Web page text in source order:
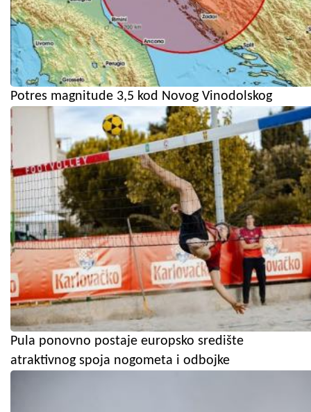
Potres magnitude 3,5 kod Novog Vinodolskog
Pula ponovno postaje europsko središte
atraktivnog spoja nogometa i odbojke